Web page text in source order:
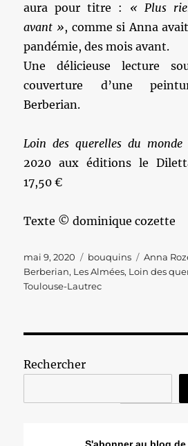
aura pour titre : « Plus
avant », comme si Anna
pandémie, des mois avant.
Une délicieuse lecture
couverture d’une
Berberian.
Loin des querelles du monde
2020 aux éditions le
17,50 €
Texte © dominique cozette
Publié
le
mai 9, 2020 Catégories
bouquins Anna
Berberian, Les Almées, Loin des
Toulouse-Lautrec
Rechercher